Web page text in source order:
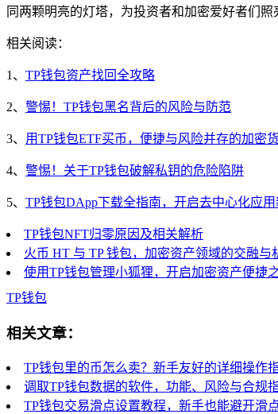
同两颗明亮的灯塔，为投资者和加密爱好者们
相关阅读：
1、 TP钱包资产找回全攻略
2、 警惕！TP钱包黑名背后的风险与防范
3、 用TP钱包ETF买币，便捷与风险并存的加密
4、 警惕！关于TP钱包破解私钥的危险陷阱
5、 TP钱包DApp下载全指南，开启去中心化应
TP钱包NFT归零原因及相关解析
火币 HT 与 TP 钱包，加密资产领域的交融与
使用TP钱包管理小狐狸，开启加密资产便捷
TP钱包
相关文章：
TP钱包里的币怎么卖？新手友好的详细操作
调取TP钱包数据的软件，功能、风险与合规
TP钱包交易滑点设置教程，新手也能避开滑